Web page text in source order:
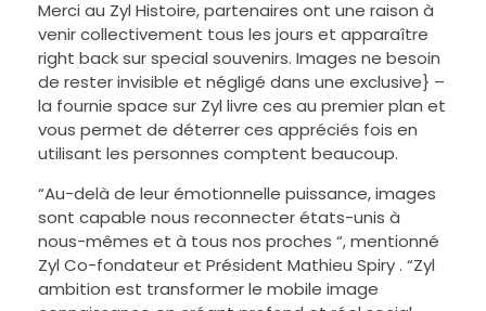
Merci au Zyl Histoire, partenaires ont une raison à
venir collectivement tous les jours et apparaître
right back sur special souvenirs. Images ne besoin
de rester invisible et négligé dans une exclusive} –
la fournie space sur Zyl livre ces au premier plan et
vous permet de déterrer ces appréciés fois en
utilisant les personnes comptent beaucoup.
“Au-delà de leur émotionnelle puissance, images
sont capable nous reconnecter états-unis à
nous-mêmes et à tous nos proches “, mentionné
Zyl Co-fondateur et Président Mathieu Spiry . “Zyl
ambition est transformer le mobile image